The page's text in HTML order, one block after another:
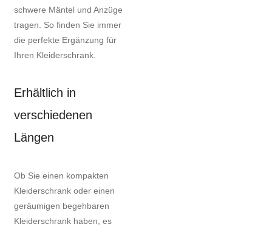
schwere Mäntel und Anzüge
tragen. So finden Sie immer
die perfekte Ergänzung für
Ihren Kleiderschrank.
Erhältlich in
verschiedenen
Längen
Ob Sie einen kompakten
Kleiderschrank oder einen
geräumigen begehbaren
Kleiderschrank haben, es